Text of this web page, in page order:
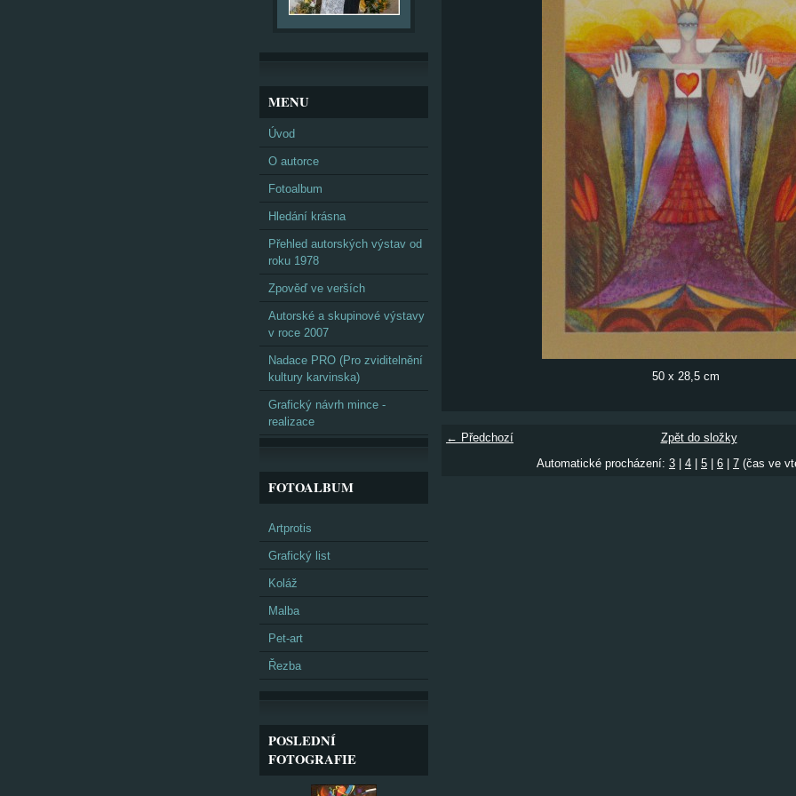
50 x 28,5 cm
← Předchozí
Zpět do složky
Automatické procházení: 3 4 5 6 7 (čas ve
MENU
Úvod
O autorce
Fotoalbum
Hledání krásna
Přehled autorských výstav od
roku 1978
Zpověď ve verších
Autorské a skupinové výstavy
v roce 2007
Nadace PRO (Pro zviditelnění
kultury karvinska)
Grafický návrh mince -
realizace
FOTOALBUM
Artprotis
Grafický list
Koláž
Malba
Pet-art
Řezba
POSLEDNÍ
FOTOGRAFIE